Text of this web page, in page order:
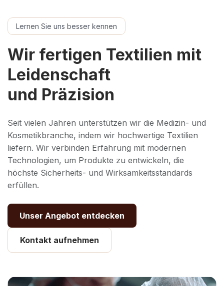
Lernen Sie uns besser kennen
Wir fertigen Textilien mit
Leidenschaft
und Präzision
Seit vielen Jahren unterstützen wir die Medizin- und
Kosmetikbranche, indem wir hochwertige Textilien
liefern. Wir verbinden Erfahrung mit modernen
Technologien, um Produkte zu entwickeln, die
höchste Sicherheits- und Wirksamkeitsstandards
erfüllen.
Unser Angebot entdecken
Kontakt aufnehmen